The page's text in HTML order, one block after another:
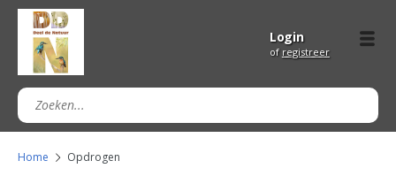
Login
of registreer
Home Opdrogen